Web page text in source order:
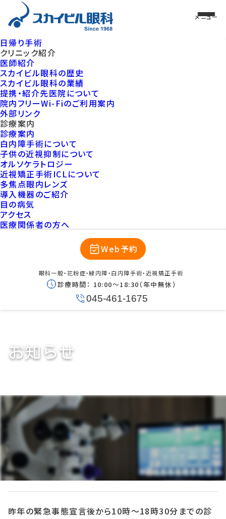
眼科一般・花粉症・緑内障・白内障手術・近視矯正手術
診療時間： 10:00〜18:30（年中無休）
045-461-1675
日帰り手術
クリニック紹介
医師紹介
スカイビル眼科の歴史
スカイビル眼科の業績
提携・紹介先医院について
院内フリーWi-Fiのご利用案内
外部リンク
診療案内
診療案内
白内障手術について
子供の近視抑制について
オルソケラトロジー
近視矯正手術ICLについて
多焦点眼内レンズ
導入機器のご紹介
目の病気
アクセス
医療関係者の方へ
Web予約
お知らせ
「緊急事態宣言」の発令に伴う当院
の診療につきまして
2021年1月8日
昨年の緊急事態宣言後から10時～18時30分までの診